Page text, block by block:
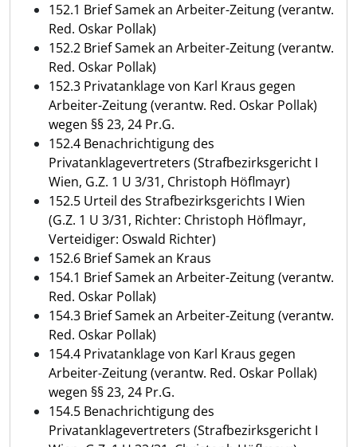
152.1 Brief Samek an Arbeiter-Zeitung (verantw.
Red. Oskar Pollak)
152.2 Brief Samek an Arbeiter-Zeitung (verantw.
Red. Oskar Pollak)
152.3 Privatanklage von Karl Kraus gegen
Arbeiter-Zeitung (verantw. Red. Oskar Pollak)
wegen §§ 23, 24 Pr.G.
152.4 Benachrichtigung des
Privatanklagevertreters (Strafbezirksgericht I
Wien, G.Z. 1 U 3/31, Christoph Höflmayr)
152.5 Urteil des Strafbezirksgerichts I Wien
(G.Z. 1 U 3/31, Richter: Christoph Höflmayr,
Verteidiger: Oswald Richter)
152.6 Brief Samek an Kraus
154.1 Brief Samek an Arbeiter-Zeitung (verantw.
Red. Oskar Pollak)
154.3 Brief Samek an Arbeiter-Zeitung (verantw.
Red. Oskar Pollak)
154.4 Privatanklage von Karl Kraus gegen
Arbeiter-Zeitung (verantw. Red. Oskar Pollak)
wegen §§ 23, 24 Pr.G.
154.5 Benachrichtigung des
Privatanklagevertreters (Strafbezirksgericht I